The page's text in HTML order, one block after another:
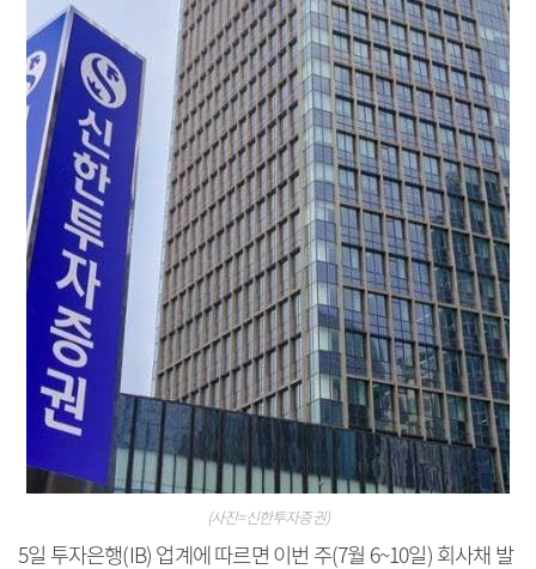
(사진=신한투자증권)
5일 투자은행(IB) 업계에 따르면 이번 주(7월 6~10일) 회사채 발